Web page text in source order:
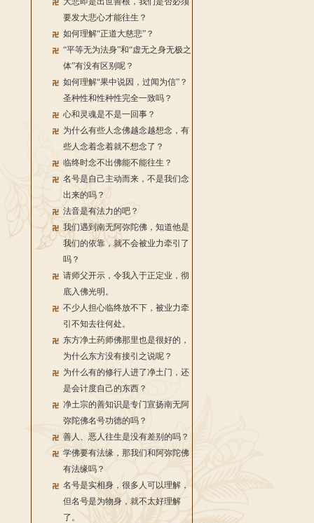
要发大悲心才能往生？
如何理解“正道大慈悲”？
“平等无为法身”和“虚无之身无极之
体”有没有区别呢？
如何理解“果中说因，过闻为信”？
圣种性和性种性完全一致吗？
心和灵魂是不是一回事？
为什么有些人念佛越念越想念，有
些人念着念着就不想念了？
临终时念不出佛能不能往生？
名号是自己主动而来，不是我们念
出来的吗？
法音是有法力的吧？
我们遇到南无阿弥陀佛，知道他是
我们的依靠，就不会被业力牵引了
吗？
请师父开示，令我入于正定业，彻
底入佛光明。
不少人担心临终放不下，被业力牵
引不知去往何处。
东方净土药师佛那里也是很好的，
为什么东方没有接引之说呢？
为什么有的修行人进了净土门，还
是会计度自己的东西？
净土宗的善知识是专门宣扬南无阿
弥陀佛名号功德的吗？
善人、恶人往生是没有差别的吗？
学佛要有法缘，那我们和阿弥陀佛
有法缘吗？
名号是实相身，很多人可以理解，
但名号是为物身，就不太好理解
了。